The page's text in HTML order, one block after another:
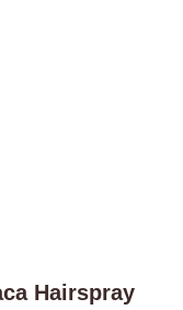
Hairspray